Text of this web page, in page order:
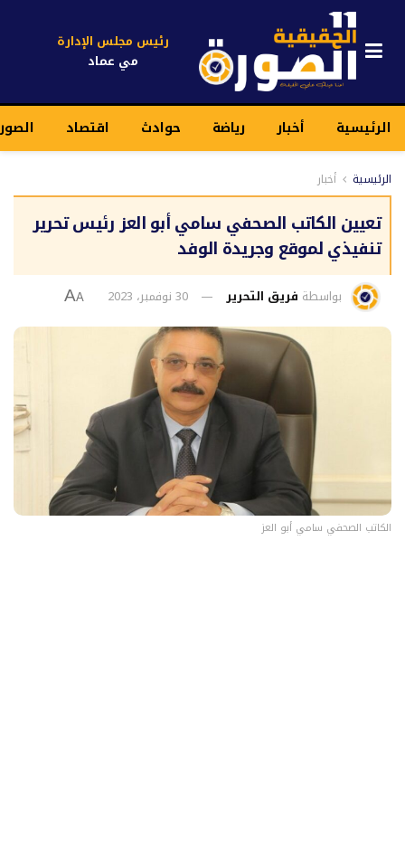
رئيس مجلس الإدارة
مي عماد
الرئيسية أخبار رياضة حوادث اقتصاد
الرئيسية أخبار
تعيين الكاتب الصحفي سامي أبو العز رئيس تحرير
تنفيذي لموقع وجريدة الوفد
بواسطة فريق التحرير 30 نوفمبر، 2023 A
A
الكاتب الصحفي سامي أبو العز